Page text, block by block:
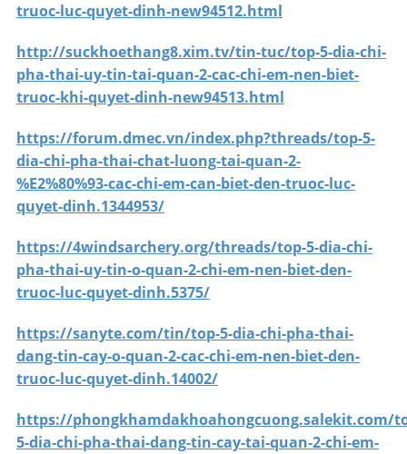
truoc-luc-quyet-dinh-new94512.html
http://suckhoethang8.xim.tv/tin-tuc/top-5-dia-chi-
pha-thai-uy-tin-tai-quan-2-cac-chi-em-nen-biet-
truoc-khi-quyet-dinh-new94513.html
https://forum.dmec.vn/index.php?threads/top-5-
dia-chi-pha-thai-chat-luong-tai-quan-2-
%E2%80%93-cac-chi-em-can-biet-den-truoc-luc-
quyet-dinh.1344953/
https://4windsarchery.org/threads/top-5-dia-chi-
pha-thai-uy-tin-o-quan-2-chi-em-nen-biet-den-
truoc-luc-quyet-dinh.5375/
https://sanyte.com/tin/top-5-dia-chi-pha-thai-
dang-tin-cay-o-quan-2-cac-chi-em-nen-biet-den-
truoc-luc-quyet-dinh.14002/
https://phongkhamdakhoahongcuong.salekit.com/
5-dia-chi-pha-thai-dang-tin-cay-tai-quan-2-chi-em-